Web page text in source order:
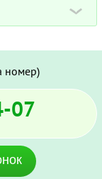
›
номер)
07